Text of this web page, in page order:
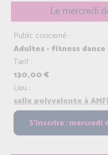
Le mercredi
Public concerné :
Adultes - fitness
Tarif :
130,00 €
Lieu :
salle polyvalente à